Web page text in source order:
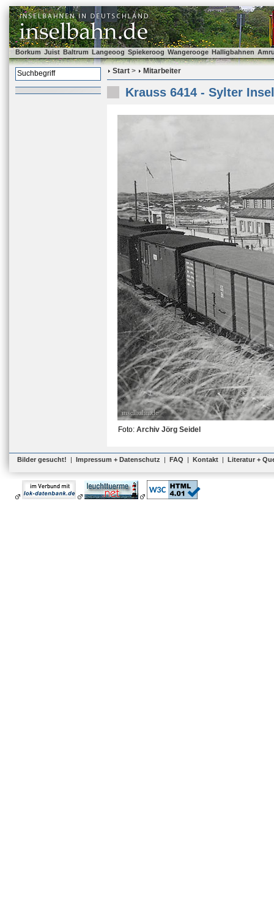
Borkum Juist Baltrum Langeoog Spiekeroog Wangerooge Halligbahnen
Start > Mitarbeiter
Krauss 6414 - Sylter
Foto: Archiv Jörg Seidel
Bilder gesucht! | Impressum + Datenschutz | FAQ | Kontakt | Literatur +